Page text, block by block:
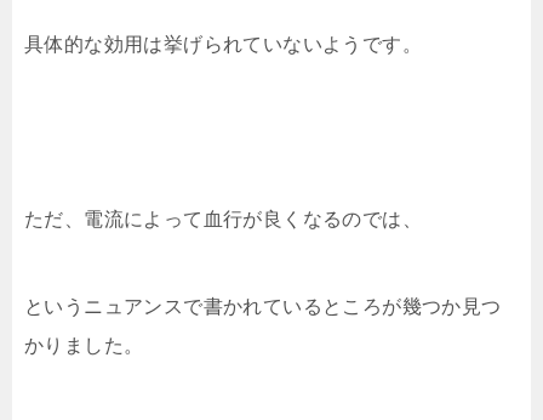
具体的な効用は挙げられていないようです。
ただ、電流によって血行が良くなるのでは、
というニュアンスで書かれているところが幾つか見つ
かりました。